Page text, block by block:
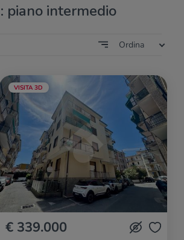
piano intermedio
Ordina
VISITA 3D
€ 339.000